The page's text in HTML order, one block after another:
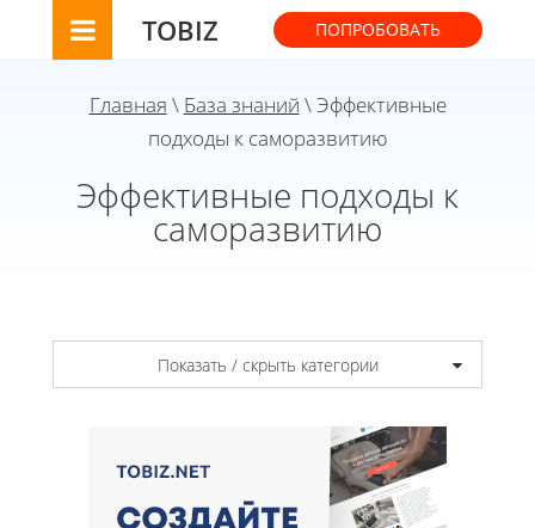
TOBIZ ПОПРОБОВАТЬ
Главная \ База знаний \ Эффективные
подходы к саморазвитию
Эффективные подходы к
саморазвитию
Показать / скрыть категории